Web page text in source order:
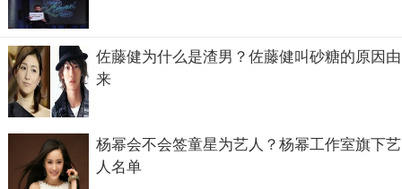
佐藤健为什么是渣男？佐藤健叫砂糖的原因由
来
杨幂会不会签童星为艺人？杨幂工作室旗下艺
人名单